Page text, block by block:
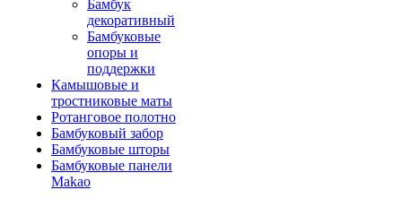
Бамбук
декоративный
Бамбуковые
опоры и
поддержки
Камышовые и
тростниковые маты
Ротанговое полотно
Бамбуковый забор
Бамбуковые шторы
Бамбуковые панели
Makao